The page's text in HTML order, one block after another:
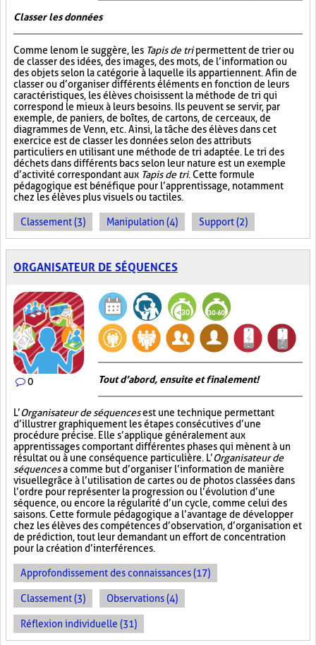
Classer les données
Comme le nom le suggère, les Tapis de tripermettent de trier ou
de classer des idées, des images, des mots, de l’information ou
des objets selon la catégorie à laquelle ils appartiennent. Afin de
classer ou d’organiser différents éléments en fonction de leurs
caractéristiques, les élèves choisissent la méthode de tri qui
correspond le mieux à leurs besoins. Ils peuvent se servir, par
exemple, de paniers, de boîtes, de cartons, de cerceaux, de
diagrammes de Venn, etc. Ainsi, la tâche des élèves dans cet
exercice est de classer les données selon des attributs
particuliers en utilisant une méthode de tri adaptée. Le tri des
déchets dans différents bacs selon leur nature est un exemple
d’activité correspondant aux Tapis de tri. Cette formule
pédagogique est bénéfique pour l’apprentissage, notamment
chez les élèves plus visuels ou tactiles.
Classement (3) Manipulation (4) Support (2)
ORGANISATEUR DE SÉQUENCES
0 Tout d’abord, ensuite et finalement!
L’Organisateur de séquencesest une technique permettant
d’illustrer graphiquement les étapes consécutives d’une
procédure précise. Elle s’applique généralement aux
apprentissages comportant différentes phases qui mènent à un
résultat ou à une conséquence particulière. L’Organisateur de
séquencesa comme but d’organiser l’information de manière
visuellegrâce à l’utilisation de cartes ou de photos classées dans
l’ordre pour représenter la progression ou l’évolution d’une
séquence, ou encore la régularité d’un cycle, comme celui des
saisons. Cette formule pédagogique a l’avantage de développer
chez les élèves des compétences d’observation, d’organisation et
de prédiction, tout leur demandant un effort de concentration
pour la création d’interférences.
Approfondissement des connaissances (17)
Classement (3) Observations (4)
Réflexion individuelle (31)